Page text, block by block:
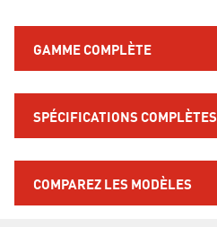
GAMME COMPLÈTE
COMPAREZ LES MODÈLES
SPÉCIFICATIONS COMPLÈTES